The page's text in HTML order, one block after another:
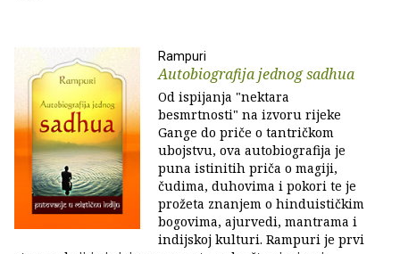
Rampuri
Autobiografija jednog sadhua
Od ispijanja "nektara
besmrtnosti" na izvoru rijeke
Gange do priče o tantričkom
ubojstvu, ova autobiografija je
puna istinitih priča o magiji,
čudima, duhovima i pokori te je
prožeta znanjem o hinduističkim
bogovima, ajurvedi, mantrama i
indijskoj kulturi. Rampuri je prvi